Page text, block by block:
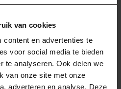
van cookies
content en advertenties te
voor social media te bieden
te analyseren. Ook delen we
van onze site met onze
adverteren en analyse. Deze
Sweet
180gr
Seafood